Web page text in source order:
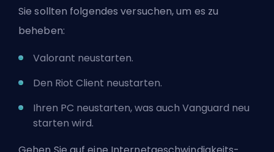
Sie sollten folgendes versuchen, um es zu
beheben:
Valorant neustarten.
Den Riot Client neustarten.
Ihren PC neustarten, was auch Vanguard neu
starten wird.